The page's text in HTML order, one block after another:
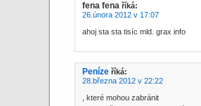
fena fena říká:
26.února 2012 v 17:07
ahoj sta sta tisíc mld. grax info
Peníze říká:
28.března 2012 v 22:22
, které mohou zabránit